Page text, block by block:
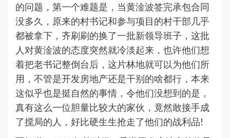
的问题，第一个难题是，当黄淦波签完承包合同
没多久，原来的村书记和参与项目的村干部几乎
都被拿下，齐刷刷的换了一批新领导班子，这批
人对黄淦波的态度突然就冷淡起来，也许他们想
着把老书记整倒台后，这片林地就可以为他们所
用，不管是开发房地产还是干别的啥都行，本来
这似乎也是挺自然的事情，令他们没想到的是，
真有这么一位胆量比较大的家伙，竟然敢接手成
了搅局的人，好比硬生生抢走了他们的战利品!